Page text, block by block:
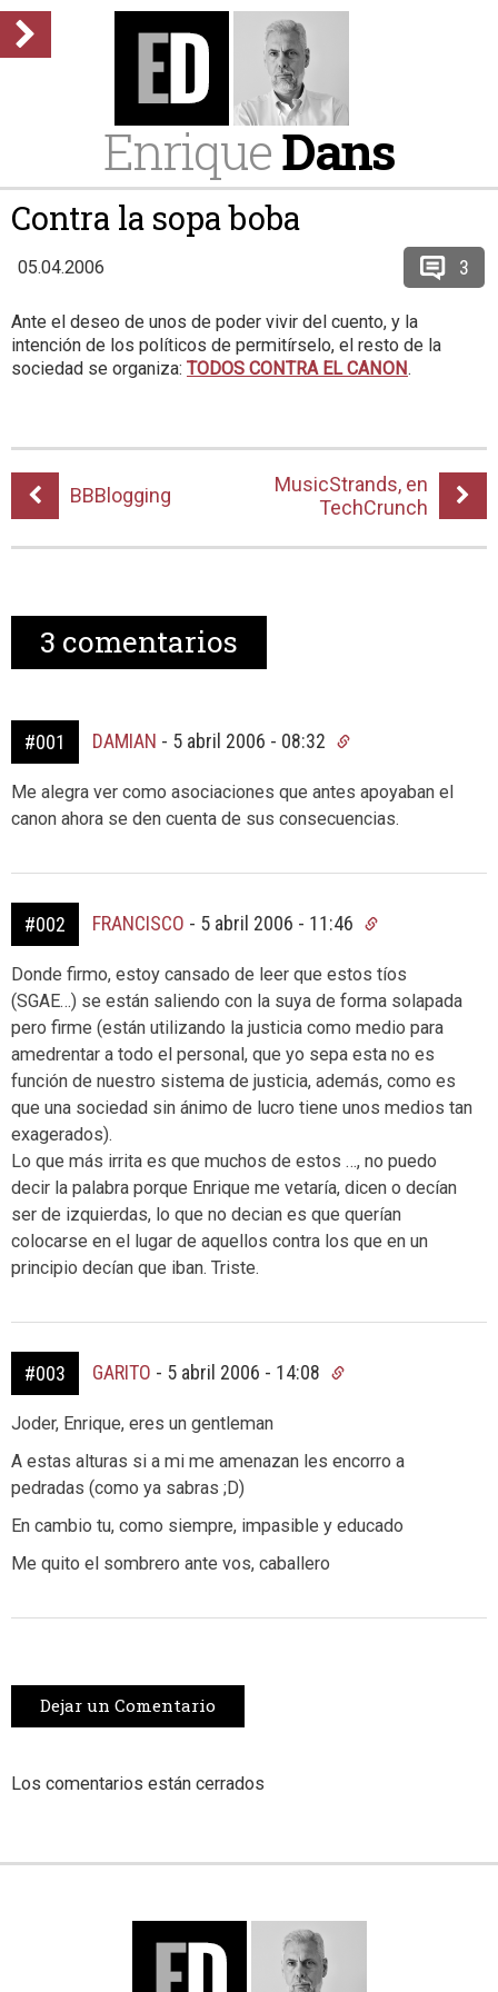
EnriqueDans
Contra la sopa boba
05.04.2006 3
Ante el deseo de unos de poder vivir del cuento, y la
intención de los políticos de permitírselo, el resto de la
sociedad se organiza: TODOS CONTRA EL CANON.
BBBlogging
MusicStrands, en
TechCrunch
3 comentarios
#001 DAMIAN - 5 abril 2006 - 08:32
Me alegra ver como asociaciones que antes apoyaban el
canon ahora se den cuenta de sus consecuencias.
#002 FRANCISCO - 5 abril 2006 - 11:46
Donde firmo, estoy cansado de leer que estos tíos
(SGAE…) se están saliendo con la suya de forma solapada
pero firme (están utilizando la justicia como medio para
amedrentar a todo el personal, que yo sepa esta no es
función de nuestro sistema de justicia, además, como es
que una sociedad sin ánimo de lucro tiene unos medios tan
exagerados).
Lo que más irrita es que muchos de estos …, no puedo
decir la palabra porque Enrique me vetaría, dicen o decían
ser de izquierdas, lo que no decian es que querían
colocarse en el lugar de aquellos contra los que en un
principio decían que iban. Triste.
#003 GARITO - 5 abril 2006 - 14:08
Joder, Enrique, eres un gentleman
A estas alturas si a mi me amenazan les encorro a
pedradas (como ya sabras ;D)
En cambio tu, como siempre, impasible y educado
Me quito el sombrero ante vos, caballero
Dejar un Comentario
Los comentarios están cerrados